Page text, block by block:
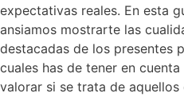
expectativas reales. En esta
ansiamos mostrarte las
destacadas de los presentes
cuales has de tener en
valorar si se trata de aquellos